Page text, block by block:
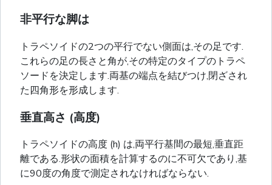
非平行な脚は
トラペソイドの2つの平行でない側面は,その足です.
これらの足の長さと角が,その特定のタイプのトラペ
ソードを決定します.両基の端点を結びつけ,閉ざされ
た四角形を形成します.
垂直高さ (高度)
トラペソイドの高度 (h) は,両平行基間の最短,垂直距
離である.形状の面積を計算するのに不可欠であり,基
に90度の角度で測定されなければならない.